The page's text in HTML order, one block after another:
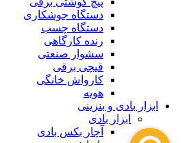
دستگاه جوشکاری
دستگاه چسب
رنده کارگاهی
سشوار صنعتی
قیچی برقی
کارواش خانگی
هویه
ابزار بادی و بنزینی
ابزار بادی
آچار بکس بادی